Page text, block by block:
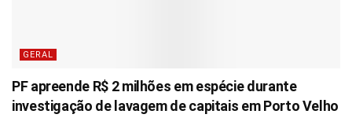
GERAL
PF apreende R$ 2 milhões em espécie durante
investigação de lavagem de capitais em Porto Velho